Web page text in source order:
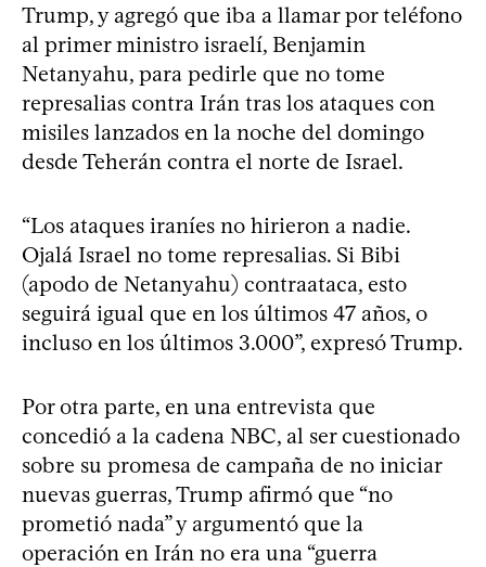
Trump, y agregó que iba a llamar por teléfono
al primer ministro israelí, Benjamin
Netanyahu, para pedirle que no tome
represalias contra Irán tras los ataques con
misiles lanzados en la noche del domingo
desde Teherán contra el norte de Israel.
“Los ataques iraníes no hirieron a nadie.
Ojalá Israel no tome represalias. Si Bibi
(apodo de Netanyahu) contraataca, esto
seguirá igual que en los últimos 47 años, o
incluso en los últimos 3.000”, expresó Trump.
Por otra parte, en una entrevista que
concedió a la cadena NBC, al ser cuestionado
sobre su promesa de campaña de no iniciar
nuevas guerras, Trump afirmó que “no
prometió nada” y argumentó que la
operación en Irán no era una “guerra